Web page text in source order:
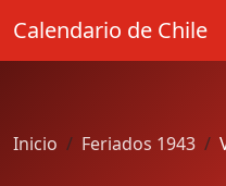
Calendario de Chile
Inicio Feriados 1943